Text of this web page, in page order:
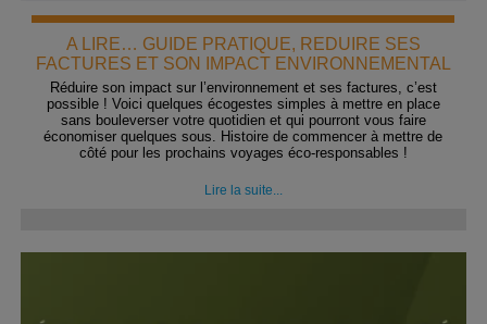
A LIRE… GUIDE PRATIQUE, REDUIRE SES
FACTURES ET SON IMPACT ENVIRONNEMENTAL
Réduire son impact sur l’environnement et ses factures, c’est
possible ! Voici quelques écogestes simples à mettre en place
sans bouleverser votre quotidien et qui pourront vous faire
économiser quelques sous. Histoire de commencer à mettre de
côté pour les prochains voyages éco-responsables !
Lire la suite...